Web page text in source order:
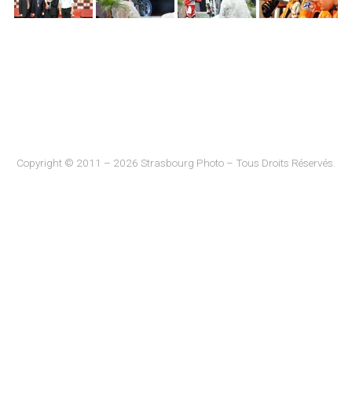
Copyright © 2011 – 2026 Strasbourg Photo – Tous Droits Réservés.